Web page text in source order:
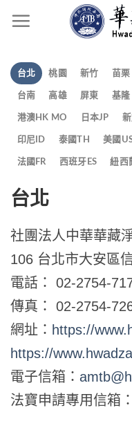
台北 桃園 新竹 苗栗
台南 高雄 屏東 基隆
港澳HK MO 日本JP
印尼ID 泰國TH 美國
法國FR 西班牙ES 紐西
台北
社團法人中華華藏
106 台北市大安區
電話： 02-2754-
傳真： 02-2754-
網址： https://
https://
電子信箱：
法寶申請專用信箱：